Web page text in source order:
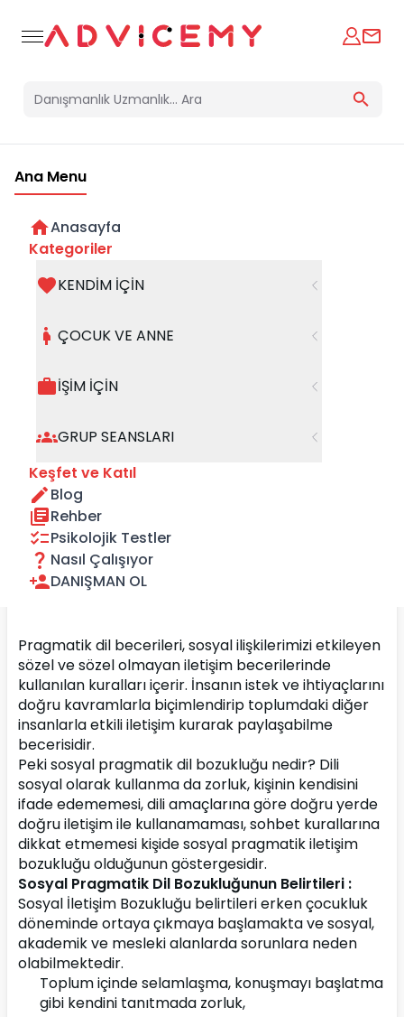
Ana Menu
Anasayfa
Kategoriler
KENDİM İÇİN
ÇOCUK VE ANNE
İŞİM İÇİN
GRUP SEANSLARI
Keşfet ve Katıl
Blog
Rehber
Psikolojik Testler
Nasıl Çalışıyor
DANIŞMAN OL
SOSYAL PRAGMATİK DİL BOZUKLUĞU
Pragmatik dil becerileri, sosyal ilişkilerimizi etkileyen
sözel ve sözel olmayan iletişim becerilerinde
kullanılan kuralları içerir. İnsanın istek ve ihtiyaçlarını
doğru kavramlarla biçimlendirip toplumdaki diğer
insanlarla etkili iletişim kurarak paylaşabilme
becerisidir.
Peki sosyal pragmatik dil bozukluğu nedir? Dili
sosyal olarak kullanma da zorluk, kişinin kendisini
ifade edememesi, dili amaçlarına göre doğru yerde
doğru iletişim ile kullanamaması, sohbet kurallarına
dikkat etmemesi kişide sosyal pragmatik iletişim
bozukluğu olduğunun göstergesidir.
Sosyal Pragmatik Dil Bozukluğunun Belirtileri :
Sosyal İletişim Bozukluğu belirtileri erken çocukluk
döneminde ortaya çıkmaya başlamakta ve sosyal,
akademik ve mesleki alanlarda sorunlara neden
olabilmektedir.
Toplum içinde selamlaşma, konuşmayı başlatma
gibi kendini tanıtmada zorluk,